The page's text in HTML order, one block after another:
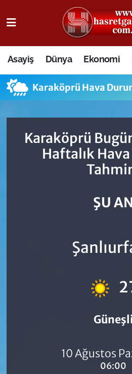
Asayiş Dünya Ekonomi
Karaköprü Hava
Karaköprü
Haftalık
ŞU
10 Ağustos
06:00
Osmaniye Nöbetçi
Osmaniye Hava Durumu
Osmaniye Trafik
Süper Lig Puan Durumu
Tüm Manşetler
Son Dakika Haberleri